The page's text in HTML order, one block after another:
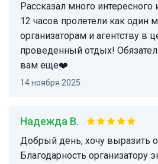
Рассказал много интересного
12 часов пролетели как один
организаторам и агентству в
проведенный отдых!
вам еще❤️
14 ноября 2025
Надежда В.
Добрый день, хочу выразить огромную!!!
Благодарность организатору